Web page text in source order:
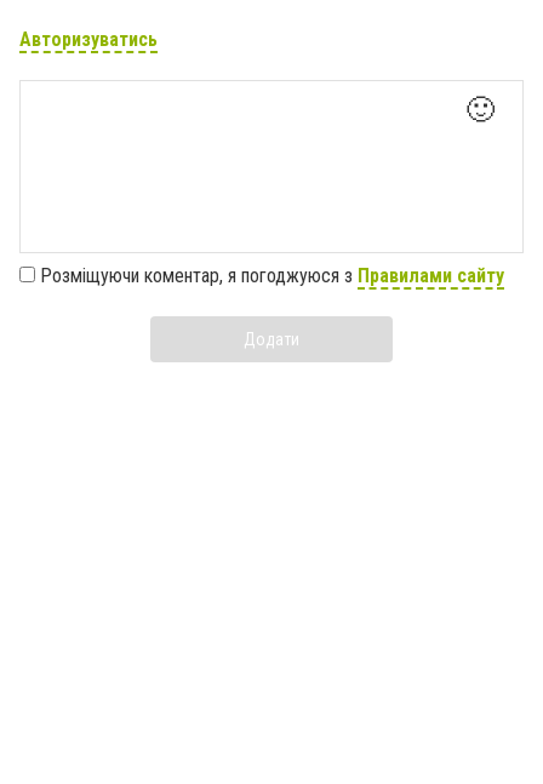
Авторизуватись
🙂
Розміщуючи коментар, я погоджуюся з Правилами сайту
Додати